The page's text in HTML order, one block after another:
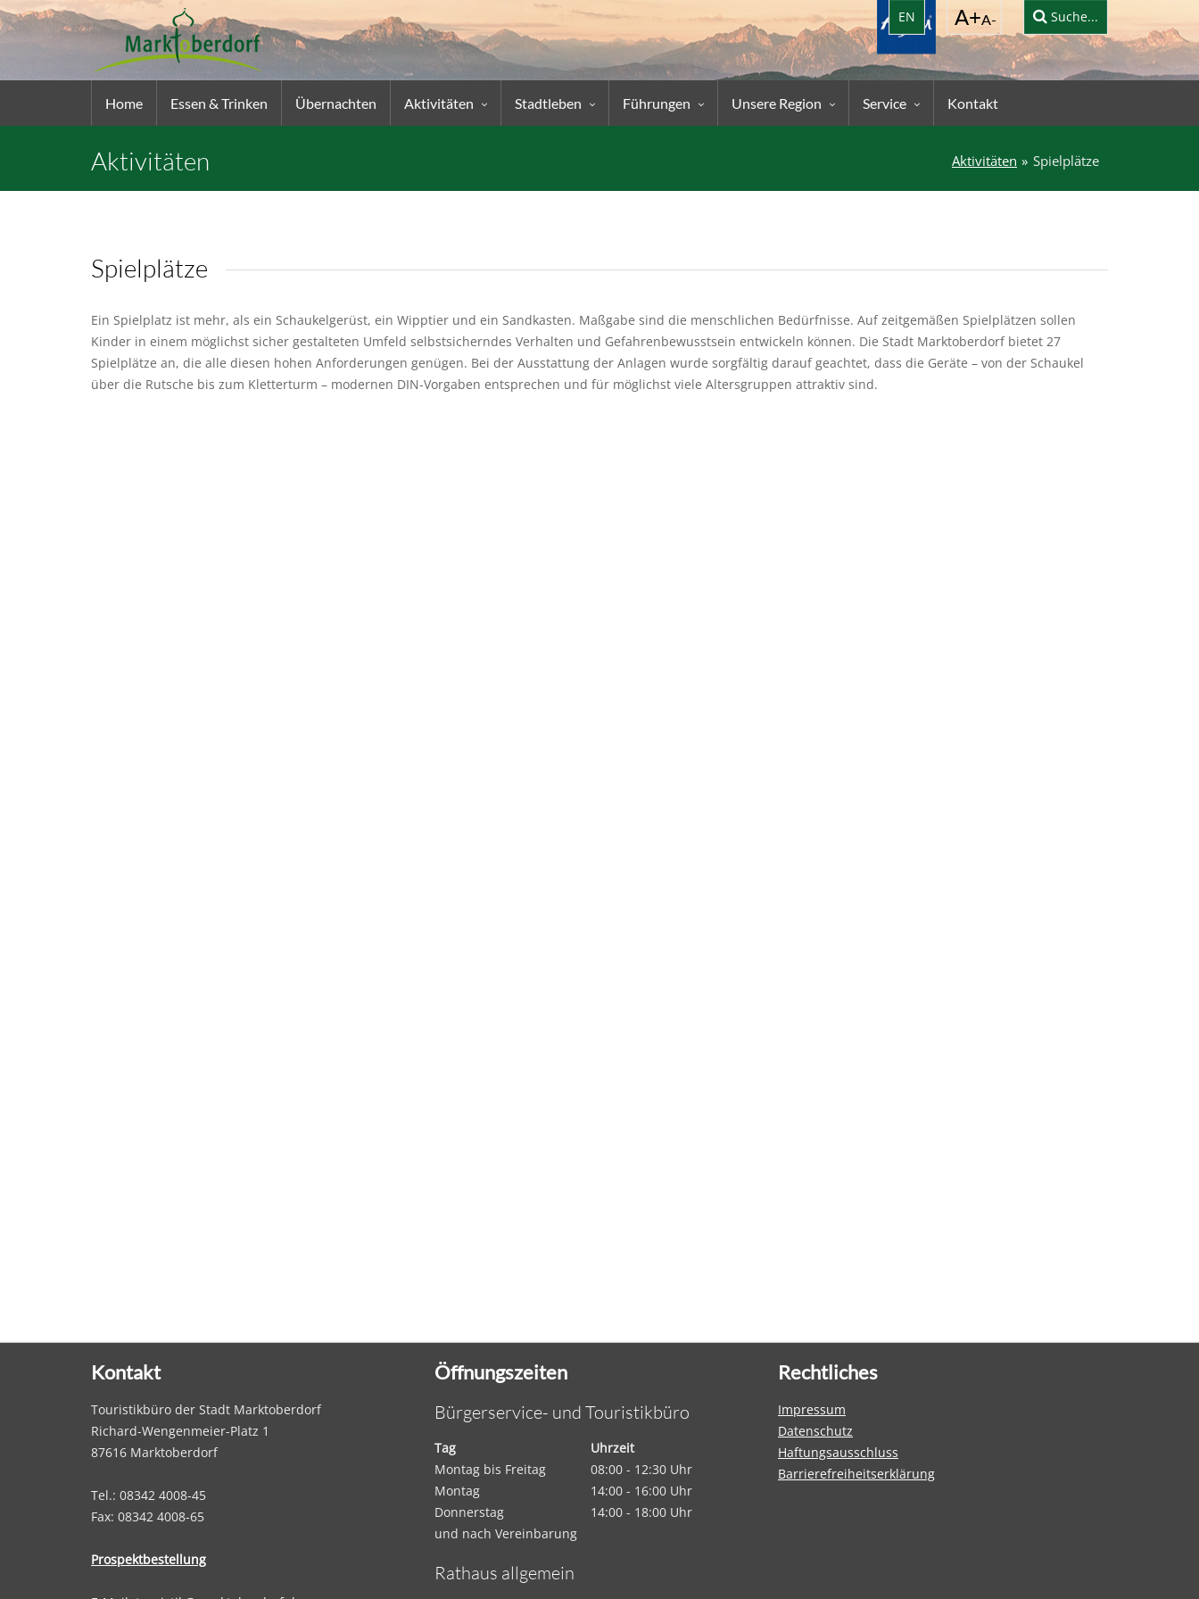
EN Suche...
Home Essen & Trinken Übernachten Aktivitäten Stadtleben Führungen Unsere Region Service Kontakt
Aktivitäten Spielplätze
Aktivitäten
Spielplätze
Ein Spielplatz ist mehr, als ein Schaukelgerüst, ein Wipptier und ein Sandkasten. Maßgabe sind die menschlichen Bedürfnisse. Auf zeitgemäßen Spielplätzen sollen
Kinder in einem möglichst sicher gestalteten Umfeld selbstsicherndes Verhalten und Gefahrenbewusstsein entwickeln können. Die Stadt Marktoberdorf bietet 27
Spielplätze an, die alle diesen hohen Anforderungen genügen. Bei der Ausstattung der Anlagen wurde sorgfältig darauf geachtet, dass die Geräte – von der Schaukel
über die Rutsche bis zum Kletterturm – modernen DIN-Vorgaben entsprechen und für möglichst viele Altersgruppen attraktiv sind.
Kontakt
Touristikbüro der Stadt Marktoberdorf
Richard-Wengenmeier-Platz 1
87616 Marktoberdorf
Tel.: 08342 4008-45
Fax: 08342 4008-65
Prospektbestellung
Öffnungszeiten
Bürgerservice- und Touristikbüro
Tag
Uhrzeit
Montag bis Freitag
08:00 - 12:30 Uhr
Montag
14:00 - 16:00 Uhr
Donnerstag
14:00 - 18:00 Uhr
und nach Vereinbarung
Rathaus allgemein
Rechtliches
Impressum
Datenschutz
Haftungsausschluss
Barrierefreiheitserklärung